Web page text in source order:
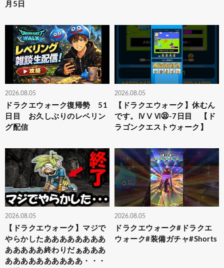
月5日
2026.08.05
ドラクエウォーク復帰勢 51
日目 お久しぶりのレベリン
グ配信
2026.08.05
【ドラクエウォーク】休むん
です。ⅣⅤⅥ㉝-7日目 【ド
ラゴンクエストウォーク】
2026.08.05
【ドラクエウォーク】マジで
やらかしたああああああああ
あああああ終わりだぁあああ
ああああああああああ・・・
2026.08.05
ドラクエウォーク#ドラクエ
ウォーク#装備ガチャ#Shorts